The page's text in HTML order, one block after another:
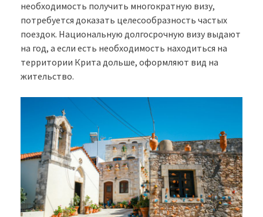
необходимость получить многократную визу,
потребуется доказать целесообразность частых
поездок. Национальную долгосрочную визу выдают
на год, а если есть необходимость находиться на
территории Крита дольше, оформляют вид на
жительство.